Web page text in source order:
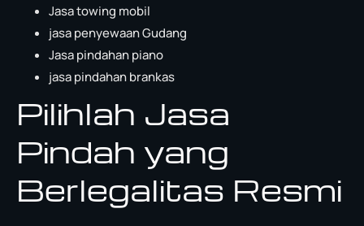
Jasa towing mobil
jasa penyewaan Gudang
Jasa pindahan piano
jasa pindahan brankas
Pilihlah Jasa
Pindah yang
Berlegalitas Resmi